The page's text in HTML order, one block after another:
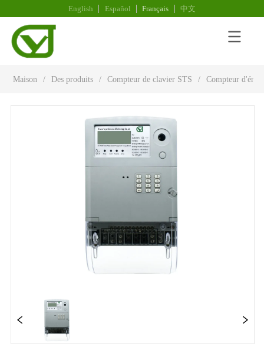
English Español Français 中文
Maison / Des produits / Compteur de clavier STS / Compteur